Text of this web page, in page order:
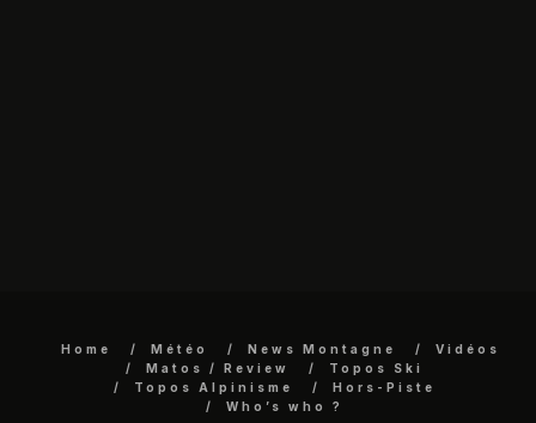
Home Météo News Montagne
Vidéos
Matos / Review
Topos Ski
Topos Alpinisme
Hors-Piste
Who’s who ?